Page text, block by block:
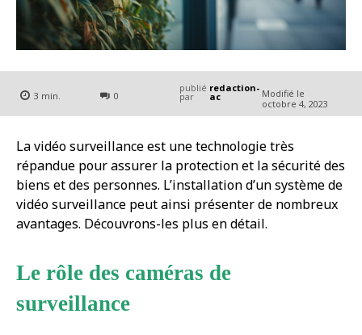
3 min. 0
publié
par
redaction-
ac
Modifié le
octobre 4, 2023
La vidéo surveillance est une technologie très
répandue pour assurer la protection et la sécurité des
biens et des personnes. L’installation d’un système de
vidéo surveillance peut ainsi présenter de nombreux
avantages. Découvrons-les plus en détail.
Le rôle des caméras de
surveillance